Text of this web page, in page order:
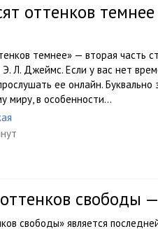
оттенков
темнее» — вторая часть
Л. Джеймс. Если у вас нет
ее онлайн.
миру, в особенности...
свободы» является